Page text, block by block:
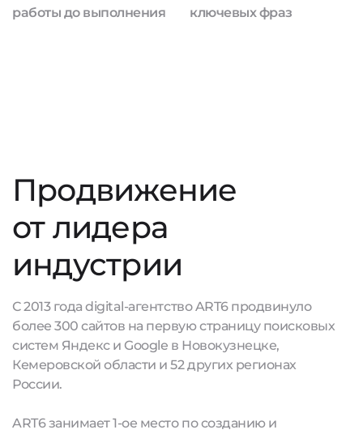
работы до выполнения
ключевых фраз
Продвижение
от лидера
индустрии
С 2013 года digital-агентство ART6 продвинуло
более 300 сайтов на первую страницу поисковых
систем Яндекс и Google в Новокузнецке,
Кемеровской области и 52 других регионах
России.
ART6 занимает 1-ое место по созданию и